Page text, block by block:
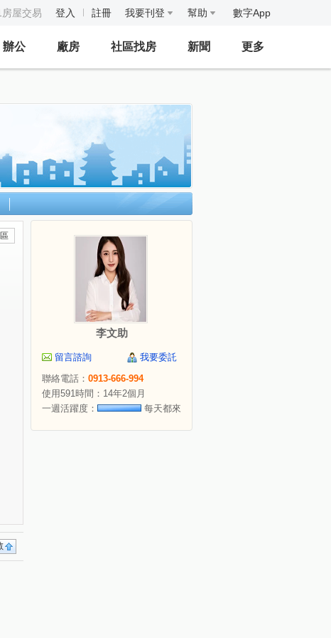
屋交易 登入 註冊 我要刊登 幫助 數字App
辦公 廠房 社區找房 新聞 更多
李文助
留言諮詢
我要委託
聯絡電話： 0913-666-994
使用591時間：14年2個月
一週活躍度：
每天都來